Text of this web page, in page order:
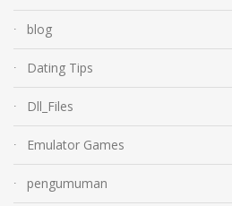
blog
Dating Tips
Dll_Files
Emulator Games
pengumuman